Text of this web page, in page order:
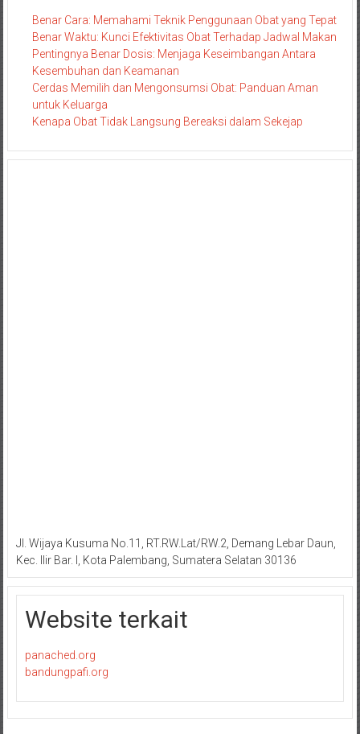
Benar Cara: Memahami Teknik Penggunaan Obat yang Tepat
Benar Waktu: Kunci Efektivitas Obat Terhadap Jadwal Makan
Pentingnya Benar Dosis: Menjaga Keseimbangan Antara
Kesembuhan dan Keamanan
Cerdas Memilih dan Mengonsumsi Obat: Panduan Aman
untuk Keluarga
Kenapa Obat Tidak Langsung Bereaksi dalam Sekejap
Jl. Wijaya Kusuma No.11, RT.RW.Lat/RW.2, Demang Lebar Daun,
Kec. Ilir Bar. I, Kota Palembang, Sumatera Selatan 30136
Website terkait
panached.org
bandungpafi.org